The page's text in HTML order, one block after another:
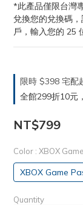
*此產品僅限台灣
兌換您的兌換碼
戶，輸入您的 25
限時 $398 宅配
全館299折10元
NT$799
Color : XBOX
XBOX Game
Quantity